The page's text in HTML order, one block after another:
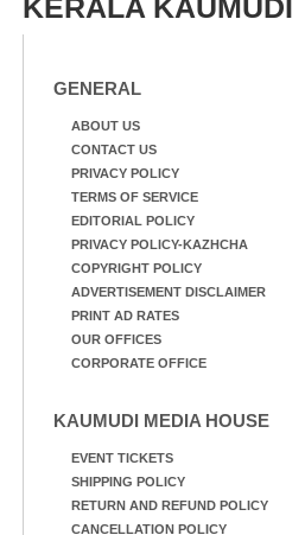
KERALA KAUMUDI
GENERAL
ABOUT US
CONTACT US
PRIVACY POLICY
TERMS OF SERVICE
EDITORIAL POLICY
PRIVACY POLICY-KAZHCHA
COPYRIGHT POLICY
ADVERTISEMENT DISCLAIMER
PRINT AD RATES
OUR OFFICES
CORPORATE OFFICE
KAUMUDI MEDIA HOUSE
EVENT TICKETS
SHIPPING POLICY
RETURN AND REFUND POLICY
CANCELLATION POLICY